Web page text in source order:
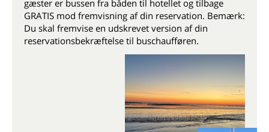
gæster er bussen fra båden til hotellet og tilbage
GRATIS mod fremvisning af din reservation. Bemærk:
Du skal fremvise en udskrevet version af din
reservationsbekræftelse til buschaufføren.